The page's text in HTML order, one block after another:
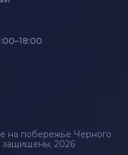
на побережье Черного
защищены, 2026